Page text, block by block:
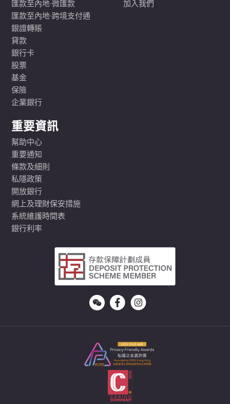
匯款至內地·微匯款
匯款至內地·跨境支付通
銀證轉賬
貸款
銀行卡
股票
基金
保險
企業銀行
加入我們
重要資訊
幫助中心
重要通知
條款及細則
私隱政策
開放銀行
網上及理財保安措施
系統維護時間表
銀行利率